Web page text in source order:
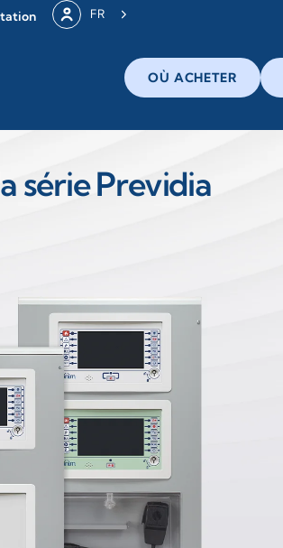
FR
OÙ ACHETER
série Previdia